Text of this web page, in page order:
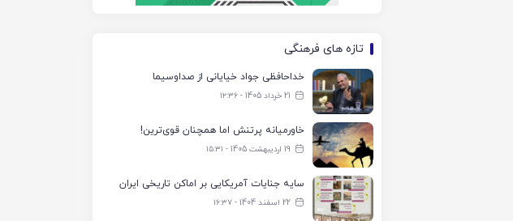
تازه های فرهنگی
خداحافظی جواد خیایانی از صداوسیما
21 خرداد 1405 - ۱۲:۳۶
خاورمیانه پرتنش اما همچنان قوی‌ترین!
19 اردیبهشت 1405 - ۱۵:۳۱
سایه جنایات آمریکایی بر اماکن تاریخی ایران
22 اسفند 1404 - ۱۶:۳۷